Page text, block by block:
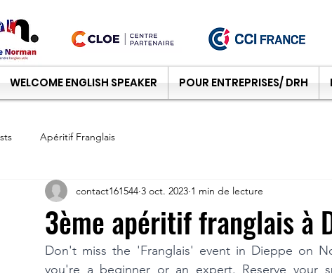
WELCOME ENGLISH SPEAKER POUR ENTREPRISES/ DRH
Apéritif Franglais
3ème apéritif franglais à
contact161544 3 oct. 2023 1 min de lecture
Don't miss the 'Franglais' event in Dieppe on
you're a beginner or an expert. Reserve your